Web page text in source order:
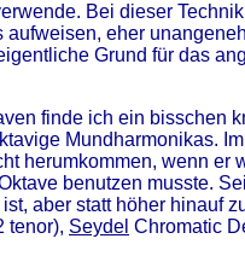
Bei dieser
eher
Grund für das
finde ich ein bisschen
Mundharmonikas.
herumkommen, wenn er
benutzen musste.
aber statt höher hinauf
tenor), Seydel Chromatic